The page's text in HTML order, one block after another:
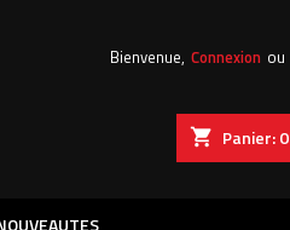
Bienvenue, Connexion ou
shopping_cart Panier:0